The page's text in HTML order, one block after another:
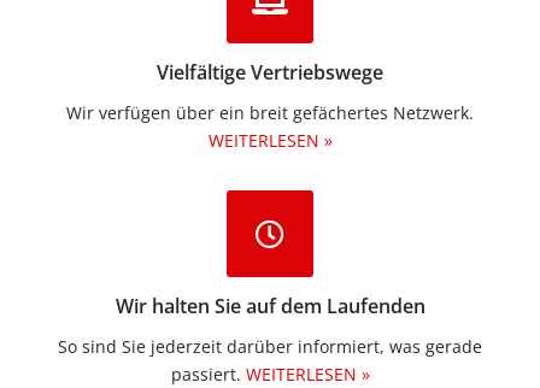
Vielfältige Vertriebswege
Wir verfügen über ein breit gefächertes Netzwerk.
WEITERLESEN »
Wir halten Sie auf dem Laufenden
So sind Sie jederzeit darüber informiert, was gerade
passiert. WEITERLESEN »